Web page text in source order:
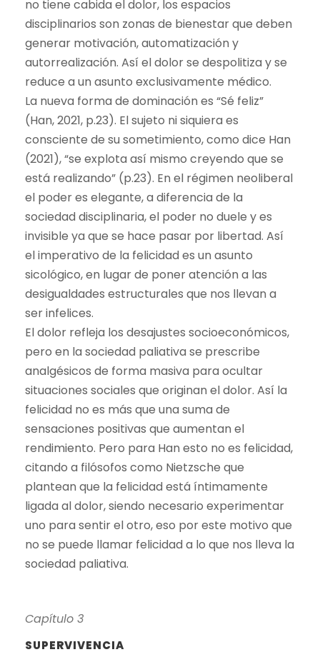
no tiene cabida el dolor, los espacios
disciplinarios son zonas de bienestar que deben
generar motivación, automatización y
autorrealización. Así el dolor se despolitiza y se
reduce a un asunto exclusivamente médico.
La nueva forma de dominación es “Sé feliz”
(Han, 2021, p.23). El sujeto ni siquiera es
consciente de su sometimiento, como dice Han
(2021), “se explota así mismo creyendo que se
está realizando” (p.23). En el régimen neoliberal
el poder es elegante, a diferencia de la
sociedad disciplinaria, el poder no duele y es
invisible ya que se hace pasar por libertad. Así
el imperativo de la felicidad es un asunto
sicológico, en lugar de poner atención a las
desigualdades estructurales que nos llevan a
ser infelices.
El dolor refleja los desajustes socioeconómicos,
pero en la sociedad paliativa se prescribe
analgésicos de forma masiva para ocultar
situaciones sociales que originan el dolor. Así la
felicidad no es más que una suma de
sensaciones positivas que aumentan el
rendimiento. Pero para Han esto no es felicidad,
citando a filósofos como Nietzsche que
plantean que la felicidad está íntimamente
ligada al dolor, siendo necesario experimentar
uno para sentir el otro, eso por este motivo que
no se puede llamar felicidad a lo que nos lleva la
sociedad paliativa.
Capítulo 3
SUPERVIVENCIA